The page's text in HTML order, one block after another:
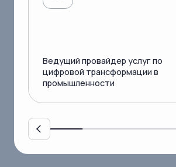
Ведущий провайдер услуг по
цифровой трансформации в
промышленности